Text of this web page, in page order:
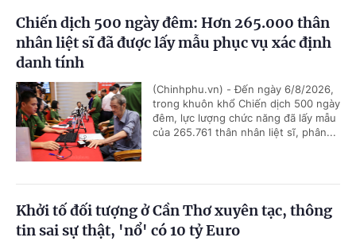
Chiến dịch 500 ngày đêm: Hơn 265.000 thân
nhân liệt sĩ đã được lấy mẫu phục vụ xác định
danh tính
(Chinhphu.vn) - Đến ngày 6/8/2026,
trong khuôn khổ Chiến dịch 500 ngày
đêm, lực lượng chức năng đã lấy mẫu
của 265.761 thân nhân liệt sĩ, phân...
Khởi tố đối tượng ở Cần Thơ xuyên tạc, thông
tin sai sự thật, 'nổ' có 10 tỷ Euro